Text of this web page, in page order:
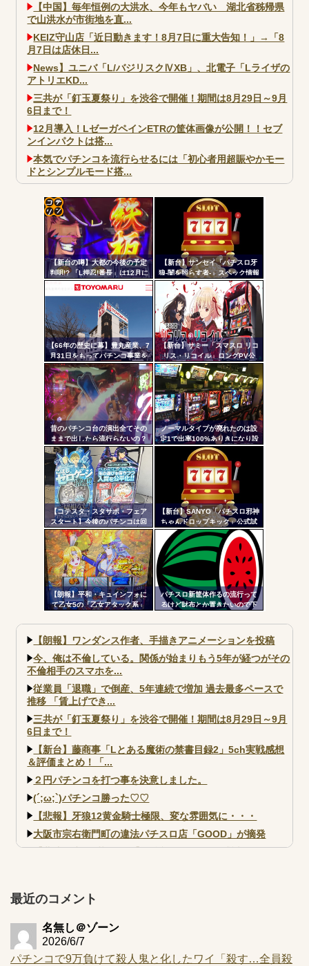
【中国】毎年恒例の大洪水、今年もヤバい 湖北省秭帰県
で山洪水が市街地を直...
KEIZ守山店「近日動きます！8月7日に重大告知！」→「8
月7日は店休日...
News】ユニバ「L/バジリスクⅣXB」、北電子「Lライザの
アトリエKD...
三共が「釘玉夏祭り」を渋谷で開催！期間は8月29日～9月
6日まで！
12月導入！LゼーガペインETRの筐体画像が公開！！セブ
ンインパクトは搭...
本気でパチンコを流行らせるには「初心者用超賑やかモー
ドとシンプルモード搭...
パチンコで人気のないキャラを青色担当にするのやめろや
ワイ、パチンコ屋店員の目の前で会員カードを握り潰し
「今までありがとう」と...
無職のパチンコカス(22)なんやが、ワイの人生どれくらい
ヤバいか教えて？...
AngelBeats!とかいうクソアニメの思い出ｗｗｗ
Powered by livedoor 相互RSS
【新台の噂】大都の今後の予定
判明!? 「L押忍!番長」は12月に
登場か
【新台】サンセイ「パチスロ牙
狼-闇を照らす者-」スペック情報
判明！純増約9.1枚のAT機、疑似
ボ突破型、究極魔戒RUSHは継続
率82.6%のバトルタイプAT
【66年の歴史に幕】豊丸産業、7
月31日をもってパチンコ事業を
停止へ ナナシーやコマコマ倶
楽部マやウィッチブレイド…た
くさんの名機をありがとう
【新台】サミー「スマスロ リコ
リス・リコイル」ロングPV公
開！新時代の疑似ボ連打を体感
せよ！！！
昔のパチンコ台の演出全てその
ままで出したら流行らないの？
ノーマルタイプが廃れたのは設
定1で出率100%ありきになり設
定1放置がデフォになったから
【コテスタ・スタサポ・フェア
スタート】今後のパチンコは回
数固定系必須でいいよな。そし
て釘は完全に廃止するべき
【新台】SANYO「パチスロ邪神
ちゃんドロップキック」公式試
打動画公開！演出の作り込みい
いなｗｗｗ
【朗報】平和・キュインフォに
て乙女5の「乙女アタック系」
度が公開される！みんなの体感
と比べてどうよ？
パチスロ新筐体作るの流行って
るけど財布とか置きたいので下
コテ
リン
- 固
自動
更新
ツー
ル
【朗報】ワンダンス作者、手描きアニメーションを投稿
今、俺は不倫している。関係が始まりもう5年が経つがその
不倫相手のスマホを...
従業員「退職」で倒産、5年連続で増加 過去最多ペースで
推移 「賃上げでき...
三共が「釘玉夏祭り」を渋谷で開催！期間は8月29日～9月
6日まで！
【新台】藤商事「Lとある魔術の禁書目録2」5ch実戦感想
＆評価まとめ！「...
２円パチンコを打つ事を決意しました。
(´;ω;`)パチンコ勝った♡♡
【悲報】牙狼12黄金騎士極限、変な雰囲気に・・・
大阪市宗右衛門町の違法パチスロ店「GOOD」が摘発
プ報告あり！弱予告...
井の軽い絆？
最近のコメント
名無し＠ゾーン
2026/6/7
パチンコで9万負けて殺人鬼と化したワイ「殺す…全員殺